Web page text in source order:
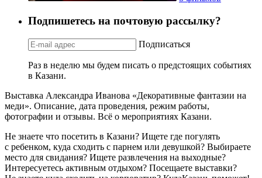
Подпишетесь на почтовую рассылку?
Подписаться
Раз в неделю мы будем писать о предстоящих событиях
в Казани.
Выставка Александра Иванова «Декоративные фантазии на
меди». Описание, дата проведения, режим работы,
фотографии и отзывы. Всё о мероприятиях Казани.
Не знаете что посетить в Казани? Ищете где погулять
с ребенком, куда сходить с парнем или девушкой? Выбираете
место для свидания? Ищете развлечения на выходные?
Интересуетесь активным отдыхом? Посещаете выставки?